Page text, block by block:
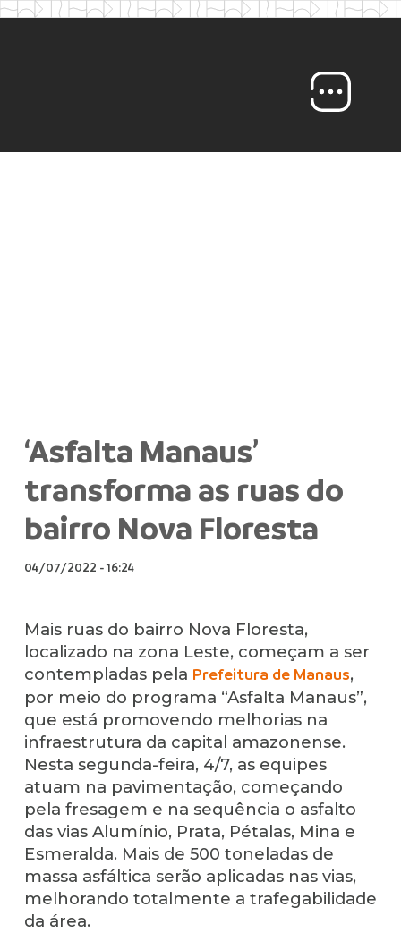
‘Asfalta Manaus’
transforma as ruas do
bairro Nova Floresta
04/07/2022 -16:24
Mais ruas do bairro Nova Floresta,
localizado na zona Leste, começam a ser
contempladas pela Prefeitura de Manaus,
por meio do programa “Asfalta Manaus”,
que está promovendo melhorias na
infraestrutura da capital amazonense.
Nesta segunda-feira, 4/7, as equipes
atuam na pavimentação, começando
pela fresagem e na sequência o asfalto
das vias Alumínio, Prata, Pétalas, Mina e
Esmeralda. Mais de 500 toneladas de
massa asfáltica serão aplicadas nas vias,
melhorando totalmente a trafegabilidade
da área.